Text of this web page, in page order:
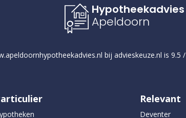
Hypotheekadvies
Apeldoorn
bij advieskeuze.nl is 9.5 /
Relevant
Deventer